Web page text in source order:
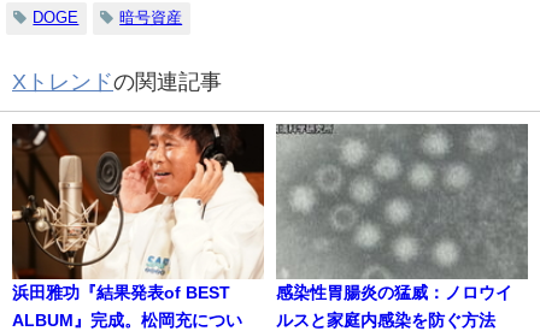
DOGE 暗号資産
Xトレンドの関連記事
浜田雅功『結果発表of BEST
ALBUM』完成。松岡充につい
感染性胃腸炎の猛威：ノロウイ
ルスと家庭内感染を防ぐ方法